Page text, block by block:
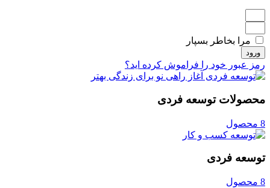
مرا بخاطر بسپار
ورود
رمز عبور خود را فراموش کرده اید؟
محصولات توسعه فردی
8 محصول
توسعه فردی
8 محصول